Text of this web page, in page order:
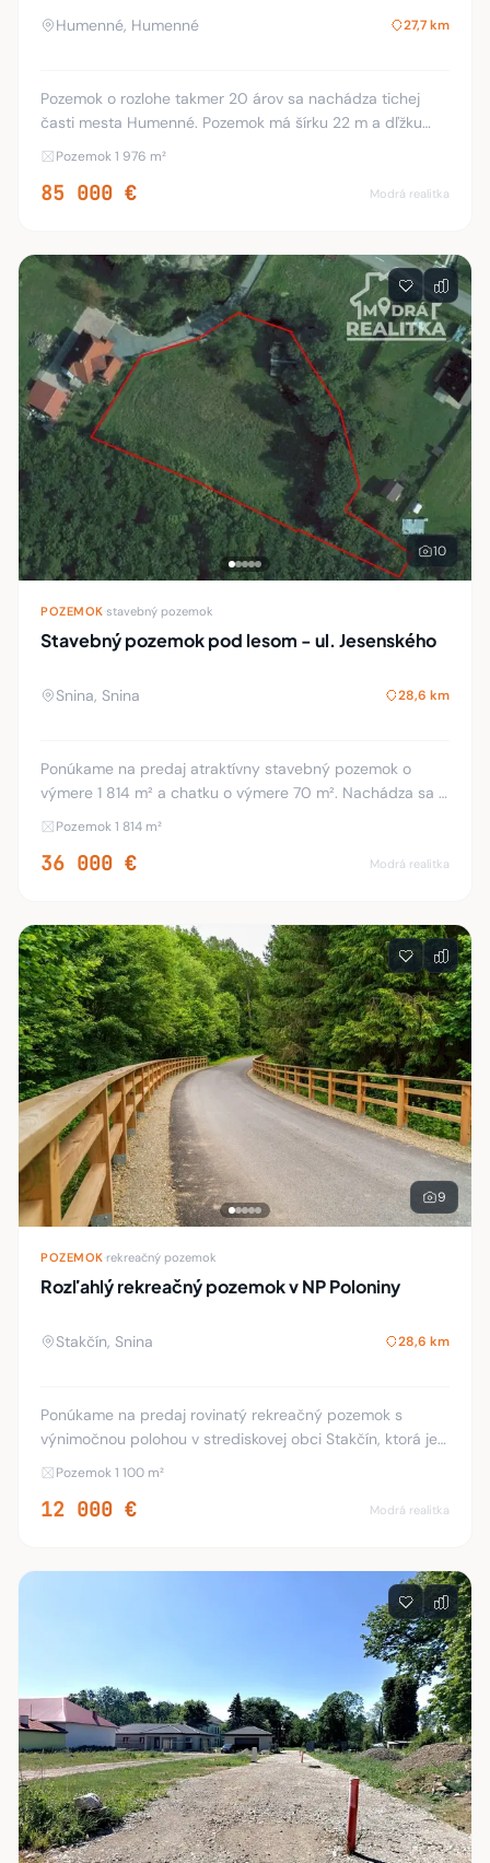
Humenné, Humenné 27,7 km
Pozemok o rozlohe takmer 20 árov sa nachádza tichej
časti mesta Humenné. Pozemok má šírku 22 m a dľžku
popri príjazdovej ceste 122 m. Podľa aktuálného
Pozemok 1 976 m²
85 000 € Modrá realitka
10
POZEMOK stavebný pozemok
Stavebný pozemok pod lesom - ul. Jesenského
Snina, Snina 28,6 km
Ponúkame na predaj atraktívny stavebný pozemok o
výmere 1 814 m² a chatku o výmere 70 m². Nachádza sa v
tichej a vyhľadávanej lokalite mesta Snina – na ulici
Pozemok 1 814 m²
36 000 € Modrá realitka
9
POZEMOK rekreačný pozemok
Rozľahlý rekreačný pozemok v NP Poloniny
Stakčín, Snina 28,6 km
Ponúkame na predaj rovinatý rekreačný pozemok s
výnimočnou polohou v strediskovej obci Stakčín, ktorá je
vstupnou bránou do Národného parku Poloniny. Tento
Pozemok 1 100 m²
12 000 € Modrá realitka